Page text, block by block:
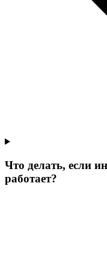
Что делать, если
работает?